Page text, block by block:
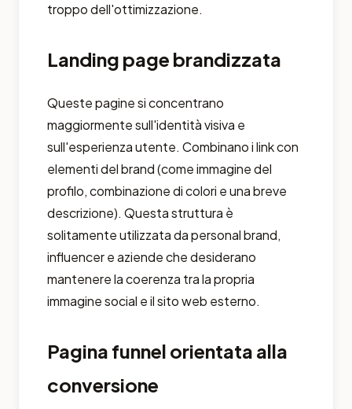
troppo dell'ottimizzazione.
Landing page brandizzata
Queste pagine si concentrano
maggiormente sull'identità visiva e
sull'esperienza utente. Combinano i link con
elementi del brand (come immagine del
profilo, combinazione di colori e una breve
descrizione). Questa struttura è
solitamente utilizzata da personal brand,
influencer e aziende che desiderano
mantenere la coerenza tra la propria
immagine social e il sito web esterno.
Pagina funnel orientata alla
conversione